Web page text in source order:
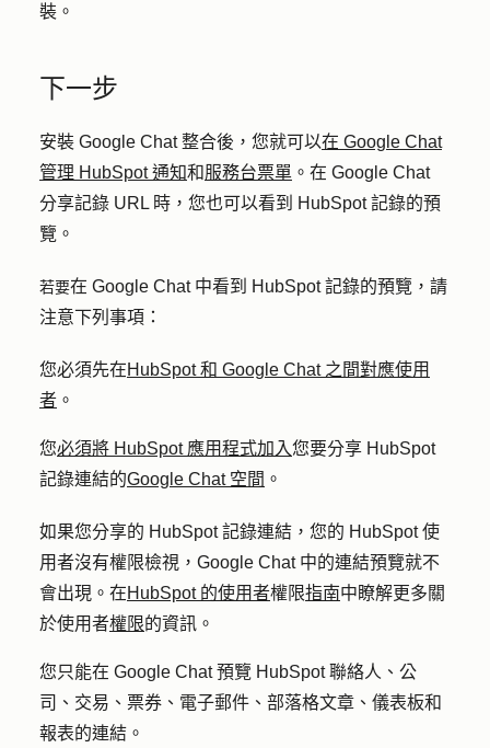
裝 。
下一步
安裝 Google Chat 整合後，您就可以在 Google Chat
管理 HubSpot 通知和服務台票單 。在 Google Chat
分享記錄 URL 時，您也可以看到 HubSpot 記錄的預
覽。
若要在 Google Chat 中看到 HubSpot 記錄的預覽，請
注意下列事項：
您必須先在HubSpot 和 Google Chat 之間對應使用
者 。
您必須將 HubSpot 應用程式加入您要分享 HubSpot
記錄連結的Google Chat 空間 。
如果您分享的 HubSpot 記錄連結，您的 HubSpot 使
用者沒有權限檢視，Google Chat 中的連結預覽就不
會出現。在HubSpot 的使用者權限指南中瞭解更多關
於使用者權限的資訊。
您只能在 Google Chat 預覽 HubSpot 聯絡人、公
司、交易、票券、電子郵件、部落格文章、儀表板和
報表的連結。